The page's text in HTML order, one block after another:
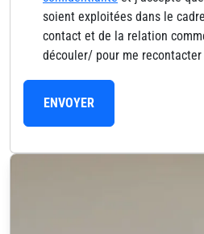
soient exploitées dans le
contact et de la relation
découler/ pour me recontacter
ENVOYER